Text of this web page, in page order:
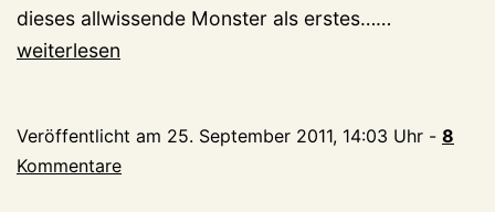
dieses allwissende Monster als erstes……
weiterlesen
Veröffentlicht am 25. September 2011, 14:03 Uhr - 8
Kommentare